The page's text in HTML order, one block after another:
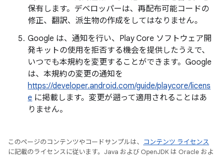
保有します。デベロッパーは、再配布可能コードの
修正、翻訳、派生物の作成をしてはなりません。
Google は、通知を行い、Play Core ソフトウェア開
発キットの使用を拒否する機会を提供したうえで、
いつでも本規約を変更することができます。Google
は、本規約の変更の通知を
https://developer.android.com/guide/playcore/licens
e に掲載します。変更が遡って適用されることはあ
りません。
このページのコンテンツやコードサンプルは、
コンテンツ ライセンス
に記載のライセンスに従います。Java および OpenJDK は Oracle およ